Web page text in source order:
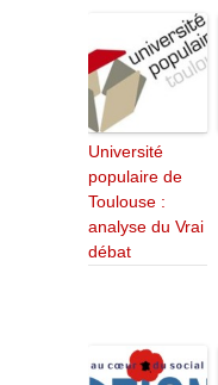
Université
populaire de
Toulouse :
analyse du Vrai
débat